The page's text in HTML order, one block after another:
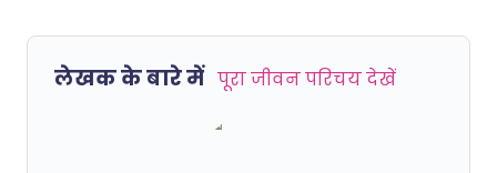
लेखक के बारे में पूरा जीवन परिचय देखें